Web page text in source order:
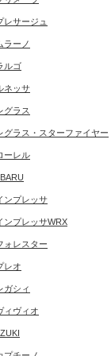
レサージュ
ラーノ
ルゴ
ネッサ
グラス
グラス・スターファイヤー
ーレル
ンプレッサ
ンプレッサWRX
ォレスター
レオ
ガシィ
ィヴィオ